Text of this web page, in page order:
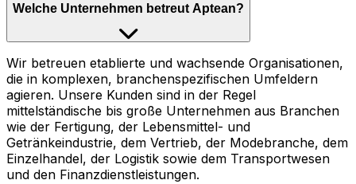
Welche Unternehmen betreut Aptean?
Wir betreuen etablierte und wachsende Organisationen,
die in komplexen, branchenspezifischen Umfeldern
agieren. Unsere Kunden sind in der Regel
mittelständische bis große Unternehmen aus Branchen
wie der Fertigung, der Lebensmittel- und
Getränkeindustrie, dem Vertrieb, der Modebranche, dem
Einzelhandel, der Logistik sowie dem Transportwesen
und den Finanzdienstleistungen.